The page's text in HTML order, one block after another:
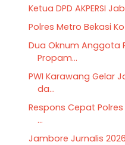
Ketua DPD AKPERSI
Polres Metro Bekasi
Dua Oknum Anggota
Propam...
PWI Karawang Gelar
da...
Respons Cepat
...
Jambore Jurnalis